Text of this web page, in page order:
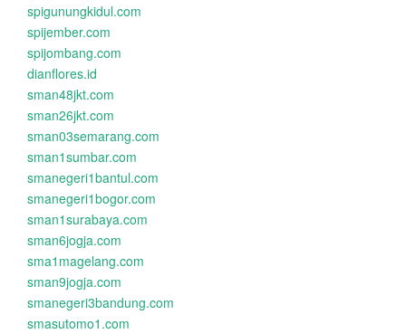
spigunungkidul.com
spijember.com
spijombang.com
dianflores.id
sman48jkt.com
sman26jkt.com
sman03semarang.com
sman1sumbar.com
smanegeri1bantul.com
smanegeri1bogor.com
sman1surabaya.com
sman6jogja.com
sma1magelang.com
sman9jogja.com
smanegeri3bandung.com
smasutomo1.com